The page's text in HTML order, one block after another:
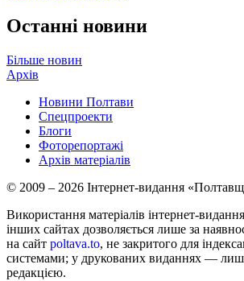
Останні новини
Більше новин
Архів
Новини Полтави
Спецпроекти
Блоги
Фоторепортажі
Архів матеріалів
© 2009 – 2026 Інтернет-видання
Використання матеріалів інтернет-
інших сайтах дозволяється лише за
на сайт poltava.to, не закритого для
системами; у друкованих виданнях —
редакцією.